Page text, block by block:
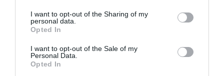
not limited to your visit or usage behaviour. You may click to
grant or deny consent to Google and its third-party tags to
use your data for below specified purposes in below Google
consent section.
I want to opt-out of the Sharing of my
personal data.
Opted In
I want to opt-out of the Sale of my
Personal Data.
Opted In